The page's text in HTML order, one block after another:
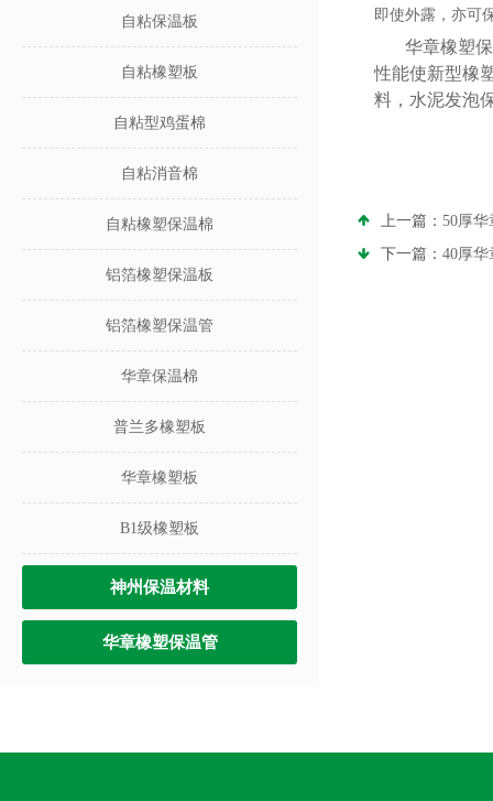
自粘保温板
自粘橡塑板
自粘型鸡蛋棉
自粘消音棉
自粘橡塑保温棉
铝箔橡塑保温板
铝箔橡塑保温管
华章保温棉
普兰多橡塑板
华章橡塑板
B1级橡塑板
神州保温材料
华章橡塑保温管
即使外露，亦可
华章橡塑
性能使新型橡
料，水泥发泡
上一篇： 50厚
下一篇： 40厚